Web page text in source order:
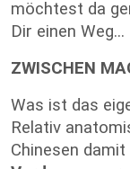
möchtest da
Dir einen Weg...
ZWISCHEN
Was ist das
Relativ
Chinesen damit